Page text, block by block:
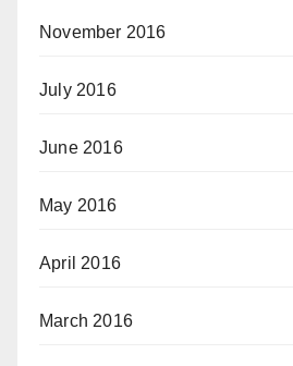
November 2016
July 2016
June 2016
May 2016
April 2016
March 2016